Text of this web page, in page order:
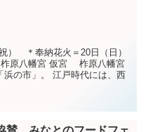
） ＊奉納花火＝20日（日）
原八幡宮 仮宮 柞原八幡宮
浜の市」。 江戸時代には、西